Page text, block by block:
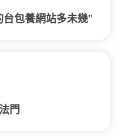
包養網站多未幾”
門